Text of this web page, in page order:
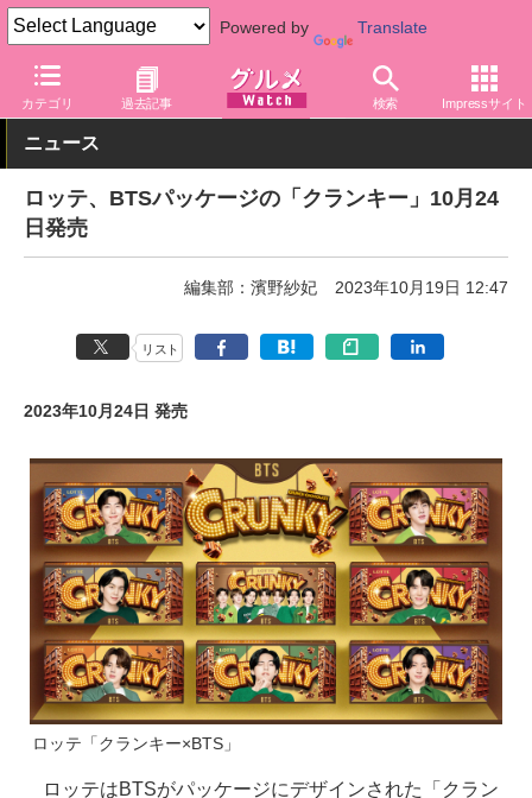
Powered by Translate
カテゴリ 過去記事 検索 Impressサイト
グルメ Watch メーカー 菓子 ロッテ
ニュース
ロッテ、BTSパッケージの「クランキー」10月24
日発売
編集部：濱野紗妃 2023年10月19日 12:47
リスト
2023年10月24日 発売
ロッテ「クランキー×BTS」
ロッテはBTSがパッケージにデザインされた「クラン